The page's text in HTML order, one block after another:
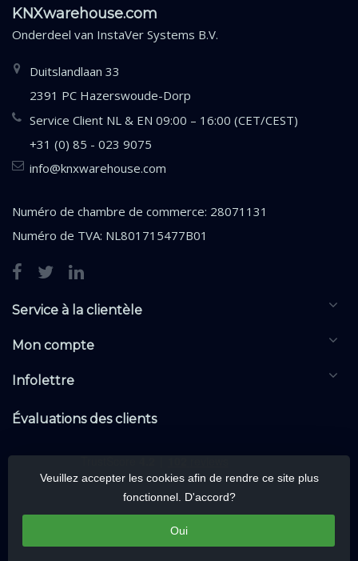
KNXwarehouse.com
Onderdeel van InstaVer Systems B.V.
Duitslandlaan 33
2391 PC Hazerswoude-Dorp
Service Client NL & EN 09:00 – 16:00 (CET/CEST)
+31 (0) 85 - 023 9075
info@knxwarehouse.com
Numéro de chambre de commerce: 28071131
Numéro de TVA: NL801715477B01
Service à la clientèle
Mon compte
Infolettre
Évaluations des clients
Veuillez accepter les cookies afin de rendre ce site plus
fonctionnel. D'accord?
Oui